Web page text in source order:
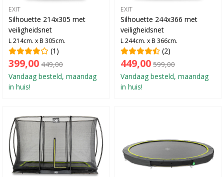
EXIT
Silhouette 214x305 met
veiligheidsnet
L 214cm. x B 305cm.
(1)
399,00 449,00
Vandaag besteld, maandag
in huis!
EXIT
Silhouette 244x366 met
veiligheidsnet
L 244cm. x B 366cm.
(2)
449,00 599,00
Vandaag besteld, maandag
in huis!